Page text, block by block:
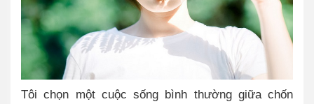
Tôi chọn một cuộc sống bình thường giữa chốn